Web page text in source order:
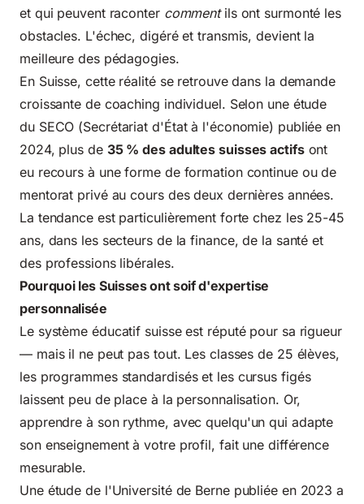
et qui peuvent raconter commentils ont surmonté les
obstacles. L'échec, digéré et transmis, devient la
meilleure des pédagogies.
En Suisse, cette réalité se retrouve dans la demande
croissante de coaching individuel. Selon une étude
du SECO (Secrétariat d'État à l'économie) publiée en
2024, plus de 35 % des adultes suisses actifsont
eu recours à une forme de formation continue ou de
mentorat privé au cours des deux dernières années.
La tendance est particulièrement forte chez les 25-45
ans, dans les secteurs de la finance, de la santé et
des professions libérales.
Pourquoi les Suisses ont soif d'expertise
personnalisée
Le système éducatif suisse est réputé pour sa rigueur
— mais il ne peut pas tout. Les classes de 25 élèves,
les programmes standardisés et les cursus figés
laissent peu de place à la personnalisation. Or,
apprendre à son rythme, avec quelqu'un qui adapte
son enseignement à votre profil, fait une différence
mesurable.
Une étude de l'Université de Berne publiée en 2023 a